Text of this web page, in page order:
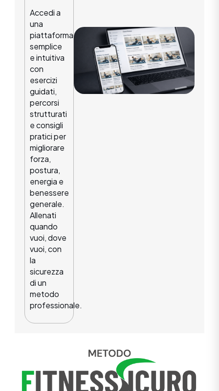
Accedi a
una
piattaforma
semplice
e intuitiva
con
esercizi
guidati,
percorsi
strutturati
e consigli
pratici per
migliorare
forza,
postura,
energia e
benessere
generale.
Allenati
quando
vuoi, dove
vuoi, con
la
sicurezza
di un
metodo
professionale.